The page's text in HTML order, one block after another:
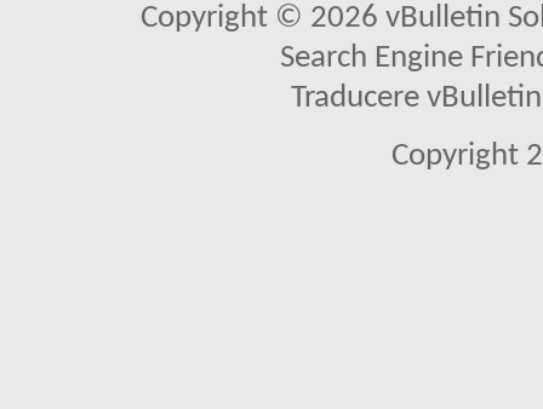
Copyright © 2026 vBulletin
Search Engine
Traducere
Copyright